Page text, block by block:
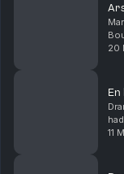
20
av
11